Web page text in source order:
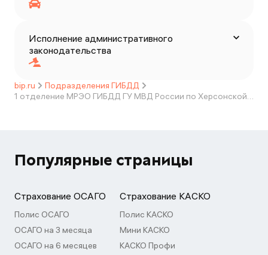
Исполнение административного
законодательства
bip.ru
Подразделения ГИБДД
1 отделение МРЭО ГИБДД ГУ МВД России по Херсонской области
Популярные страницы
Страхование ОСАГО
Полис ОСАГО
ОСАГО на 3 месяца
ОСАГО на 6 месяцев
Страхование КАСКО
Полис КАСКО
Мини КАСКО
КАСКО Профи